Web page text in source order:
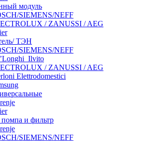
модуль
SIEMENS/NEFF
/ ZANUSSI / AEG
ТЭН
SIEMENS/NEFF
/ ZANUSSI / AEG
Elettrodomestici
и фильтр
SIEMENS/NEFF